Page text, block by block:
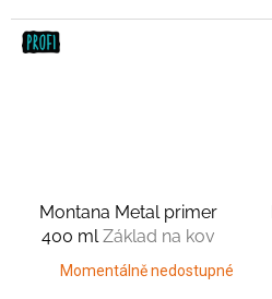
Montana Metal primer
400 mlZáklad na kov
Momentálně nedostupné